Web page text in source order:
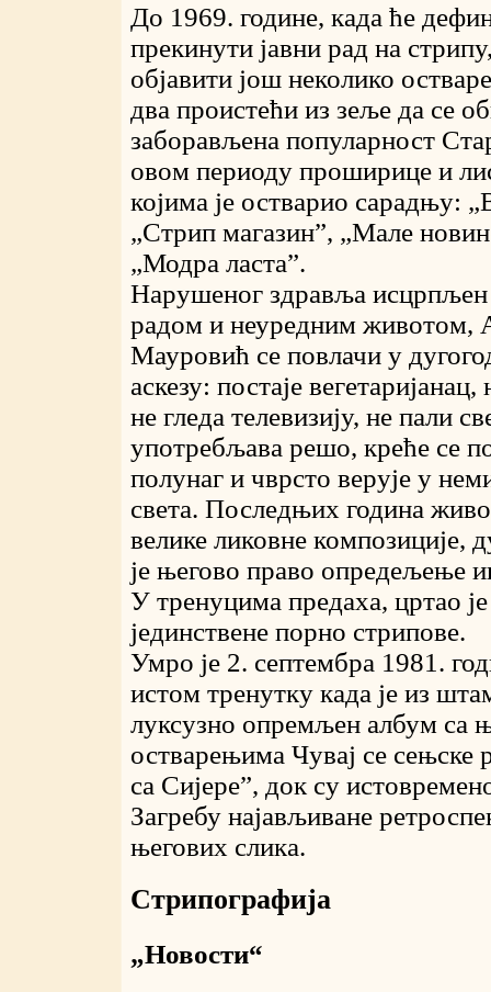
До 1969. године, када ће
прекинути јавни рад на
објавити још неколико
два проистећи из зеље да се
заборављена популарност
овом периоду проширице и
којима је остварио сарадњу:
„Стрип магазин”, „Мале
„Модра ласта”.
Нарушеног здравља
радом и неуредним животом,
Мауровић се повлачи у
аскезу: постаје
не гледа телевизију, не пали
употребљава решо, креће се
полунаг и чврсто верује у
света. Последњих година
велике ликовне композиције,
је његово право опредељење
У тренуцима предаха, цртао
јединствене порно стрипове.
Умро је 2. септембра 1981.
истом тренутку када је из
луксузно опремљен албум са
остварењима Чувај се сењске
са Сијере”, док су
Загребу најављиване
његових слика.
Стрипографија
„Новости“